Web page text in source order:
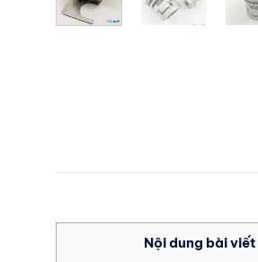
Nội dung bài viết